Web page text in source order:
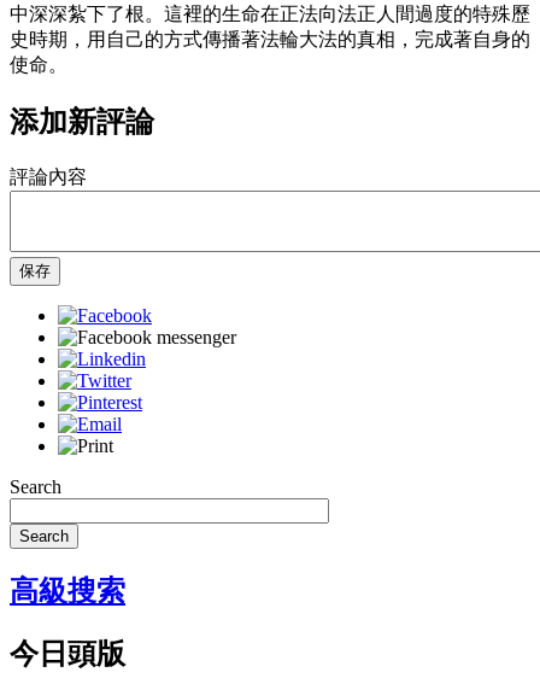
中深深紮下了根。這裡的生命在正法向法正人間過度的特殊歷
史時期，用自己的方式傳播著法輪大法的真相，完成著自身的
使命。
添加新評論
評論內容
保存
Search
Search
高級搜索
今日頭版